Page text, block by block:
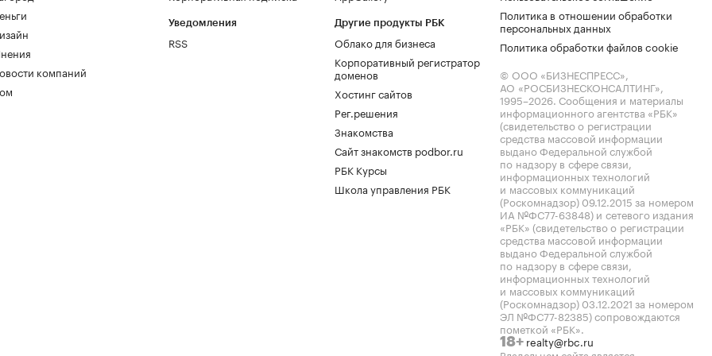
компаний
Уведомления
RSS
Другие продукты РБК
Облако для бизнеса
Корпоративный регистратор
доменов
Хостинг сайтов
Рег.решения
Знакомства
Сайт знакомств podbor.ru
РБК Курсы
Школа управления РБК
Политика в отношении обработки
персональных данных
Политика обработки файлов cookie
© ООО «БИЗНЕСПРЕСС»,
АО «РОСБИЗНЕСКОНСАЛТИНГ»,
1995–2026. Сообщения и материалы
информационного агентства «РБК»
(свидетельство о регистрации
средства массовой информации
выдано Федеральной службой
по надзору в сфере связи,
информационных технологий
и массовых коммуникаций
(Роскомнадзор) 09.12.2015 за номером
ИА №ФС77-63848) и сетевого издания
«РБК» (свидетельство о регистрации
средства массовой информации
выдано Федеральной службой
по надзору в сфере связи,
информационных технологий
и массовых коммуникаций
(Роскомнадзор) 03.12.2021 за номером
ЭЛ №ФС77-82385) сопровождаются
пометкой «РБК».
18+ realty@rbc.ru